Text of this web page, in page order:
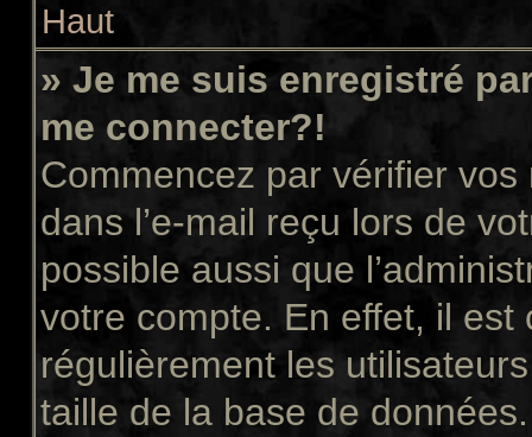
Haut
» Je me suis enregistré
me connecter?!
Commencez par vérifier vos
dans l’e-mail reçu lors de
possible aussi que
votre compte. En effet, il
régulièrement les
taille de la base de